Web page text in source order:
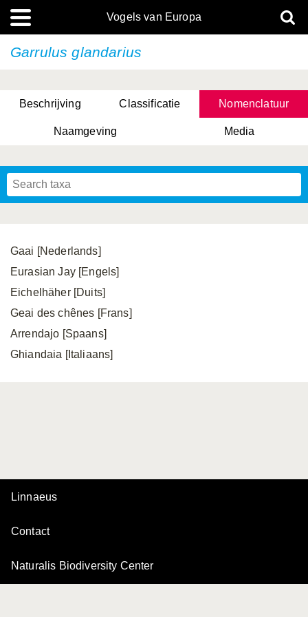
Vogels van Europa
Garrulus glandarius
Beschrijving Classificatie Nomenclatuur
Naamgeving Media
Gaai [Nederlands]
Eurasian Jay [Engels]
Eichelhäher [Duits]
Geai des chênes [Frans]
Arrendajo [Spaans]
Ghiandaia [Italiaans]
Linnaeus
Contact
Naturalis Biodiversity Center